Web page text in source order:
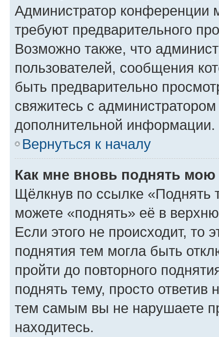
Администратор конференции
требуют предварительного
Возможно также, что
пользователей, сообщения
быть предварительно
свяжитесь с
дополнительной информации.
Вернуться к началу
Как мне вновь поднять мою
Щёлкнув по ссылке «Поднять
можете «поднять» её в
Если этого не происходит, то
поднятия тем могла быть
пройти до повторного
поднять тему, просто ответив
тем самым вы не нарушаете
находитесь.